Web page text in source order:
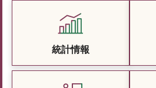
統計情報